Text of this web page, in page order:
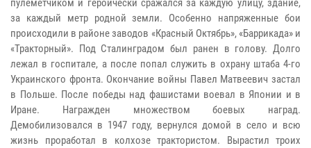
пулеметчиком и героически сражался за каждую улицу, здание,
за каждый метр родной земли. Особенно напряженные бои
происходили в районе заводов «Красный Октябрь», «Баррикада» и
«Тракторный». Под Сталинградом был ранен в голову. Долго
лежал в госпитале, а после попал служить в охрану штаба 4-го
Украинского фронта. Окончание войны Павел Матвеевич застал
в Польше. После победы над фашистами воевал в Японии и в
Иране. Награжден множеством боевых наград.
Демобилизовался в 1947 году, вернулся домой в село и всю
жизнь проработал в колхозе трактористом. Вырастил троих